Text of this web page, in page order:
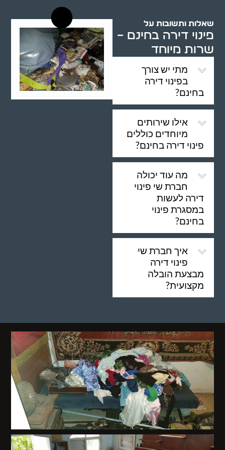
שאלות ותשובות על
פינוי דירה בחינם –
שרות מיוחד
מתי יש צורך
בפינוי דירה
בחינם?
אילו שירותים
מיוחדים כוללים
פינוי דירה בחינם?
מה עוד יכולה
חברת שי פינוי
דירה לעשות
במסגרת פינוי
בחינם?
איך חברת שי
פינוי דירה
מבצעת הובלה
מקצועית?